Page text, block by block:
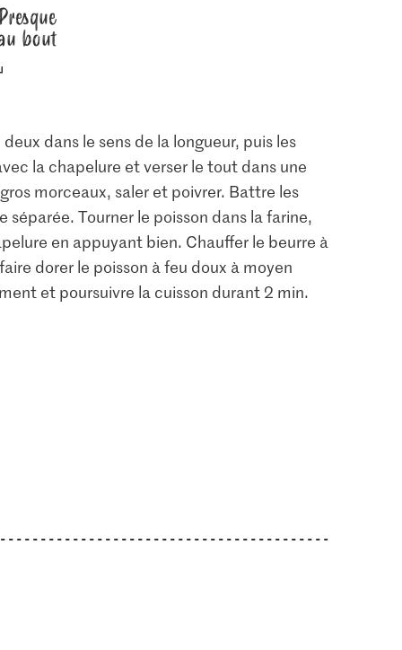
bout
dans le sens de la longueur, puis les
la chapelure et verser le tout dans une
morceaux, saler et poivrer. Battre les
Tourner le poisson dans la farine,
en appuyant bien. Chauffer le beurre à
dorer le poisson à feu doux à moyen
et poursuivre la cuisson durant 2 min.